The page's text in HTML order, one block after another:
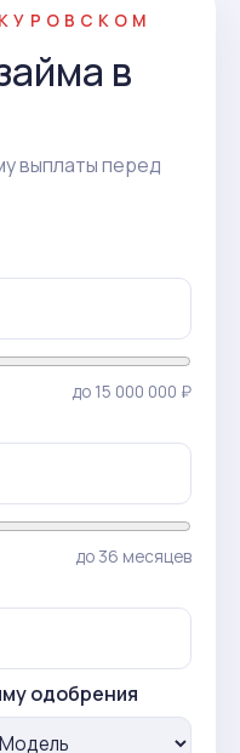
в
выплаты перед
до 15 000 000 ₽
до 36 месяцев
одобрения